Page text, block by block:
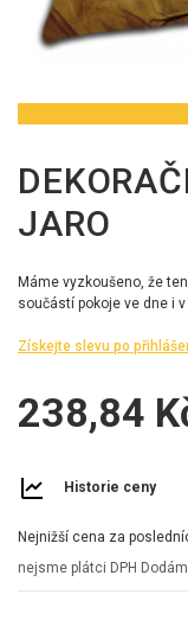
JARO
Máme vyzkoušeno, že
součástí pokoje ve dne i
Získejte slevu po
238,84
Historie ceny
Nejnižší cena za
nejsme plátci DPH